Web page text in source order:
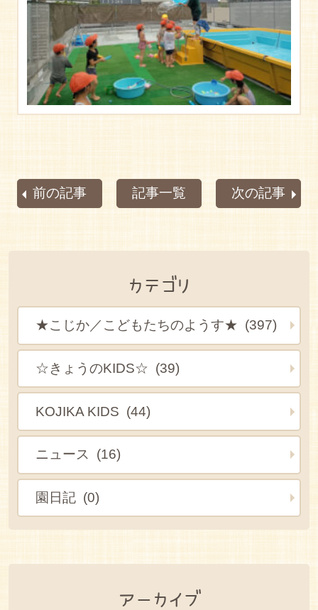
前の記事 記事一覧 次の記事
カテゴリ
★こじか／こどもたちのようす★ (397)
☆きょうのKIDS☆ (39)
KOJIKA KIDS (44)
ニュース (16)
園日記 (0)
アーカイブ